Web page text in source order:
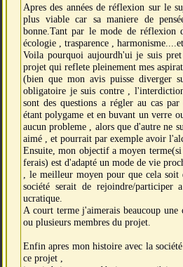
Apres des années de réflexion sur le
plus viable car sa maniere de
bonne.Tant par le mode de
écologie , trasparence ,
Voila pourquoi aujourdh'ui je suis
projet qui reflete pleinement mes
(bien que mon avis puisse diverger
obligatoire je suis contre ,
sont des questions a régler au cas
étant polygame et en buvant un verre
aucun probleme , alors que d'autre ne
aimé , et pourrait par exemple avoir
Ensuite, mon objectif a moyen
ferais) est d'adapté un mode de vie
, le meilleur moyen pour que cela soit
société serait de rejoindre/participer
ucratique.
A court terme j'aimerais beaucoup une
ou plusieurs membres du projet.
Enfin apres mon histoire avec la
ce projet ,